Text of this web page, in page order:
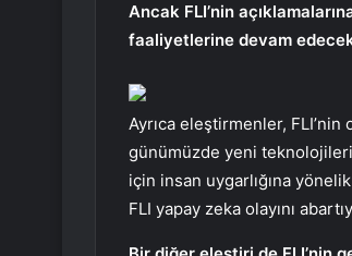
Ancak FLI’nin
faaliyetlerine devam
Ayrıca eleştirmenler, FLI’nin
günümüzde yeni
için insan uygarlığına
FLI yapay zeka olayını